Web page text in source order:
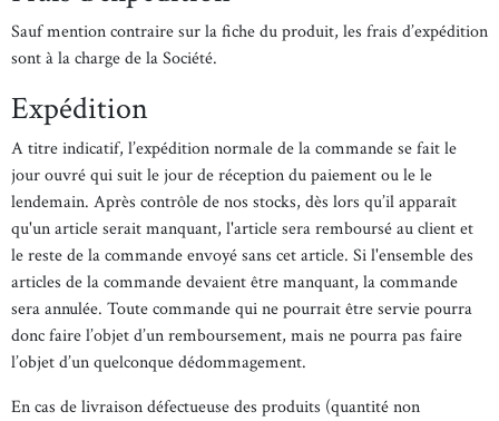
Sauf mention contraire sur la fiche du produit, les frais d’expédition
sont à la charge de la Société.
Expédition
A titre indicatif, l’expédition normale de la commande se fait le
jour ouvré qui suit le jour de réception du paiement ou le le
lendemain. Après contrôle de nos stocks, dès lors qu’il apparaît
qu'un article serait manquant, l'article sera remboursé au client et
le reste de la commande envoyé sans cet article. Si l'ensemble des
articles de la commande devaient être manquant, la commande
sera annulée. Toute commande qui ne pourrait être servie pourra
donc faire l’objet d’un remboursement, mais ne pourra pas faire
l’objet d’un quelconque dédommagement.
En cas de livraison défectueuse des produits (quantité non